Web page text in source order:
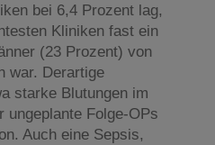
bei 6,4 Prozent lag,
Kliniken fast ein
(23 Prozent) von
war. Derartige
starke Blutungen im
ungeplante Folge-OPs
Auch eine Sepsis,